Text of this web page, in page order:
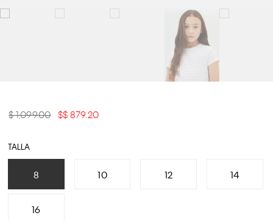
$ 1,099.00 $ 879.20
TALLA
8 10 12 14
16